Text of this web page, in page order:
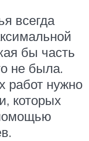
всегда
бы часть
не была.
работ нужно
которых